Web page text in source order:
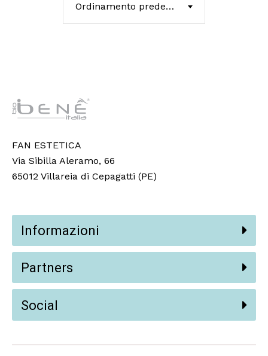
Ordinamento predefinito
FAN ESTETICA
Via Sibilla Aleramo, 66
65012 Villareia di Cepagatti (PE)
Informazioni
Partners
Social